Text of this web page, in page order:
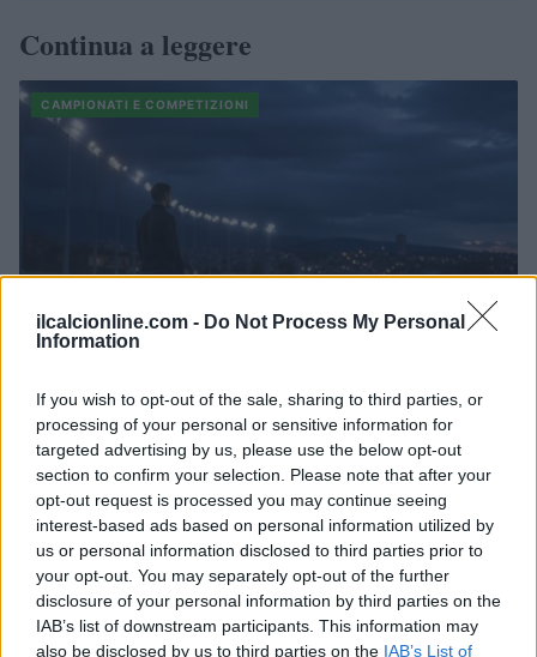
ilcalcionline.com - Do Not Process My Personal
Information
If you wish to opt-out of the sale, sharing to third parties, or
processing of your personal or sensitive information for
targeted advertising by us, please use the below opt-out
section to confirm your selection. Please note that after your
opt-out request is processed you may continue seeing
interest-based ads based on personal information utilized by
us or personal information disclosed to third parties prior to
your opt-out. You may separately opt-out of the further
disclosure of your personal information by third parties on the
IAB’s list of downstream participants. This information may
also be disclosed by us to third parties on the IAB’s List of
Continua a leggere
CAMPIONATI E COMPETIZIONI
Atalanta in trattativa per Yeremay Hernandez: il profilo del
talento spagnolo
Francesca Lombardi · 7 Ago 2026
CAMPIONATI E COMPETIZIONI